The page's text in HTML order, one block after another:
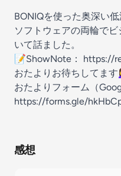
BONIQを使った奥深い
ソフトウェアの両輪で
いて話ました。
📝ShowNote： https://
おたよりお待ちしてます
おたよりフォーム（
https://forms.gle/
感想